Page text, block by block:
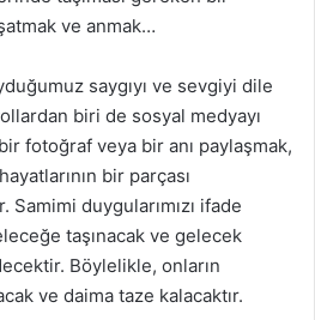
ve anmak…
saygıyı ve sevgiyi dile
biri de sosyal medyayı
fotoğraf veya bir anı paylaşmak,
bir parçası
duygularımızı ifade
taşınacak ve gelecek
Böylelikle, onların
ve daima taze kalacaktır.